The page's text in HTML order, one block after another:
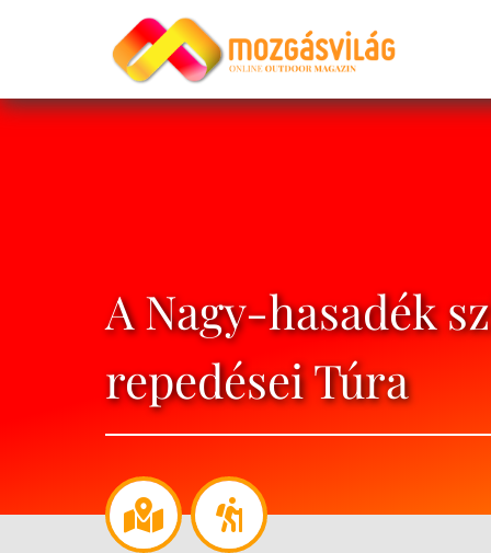
A Nagy-hasadék
repedései Túra